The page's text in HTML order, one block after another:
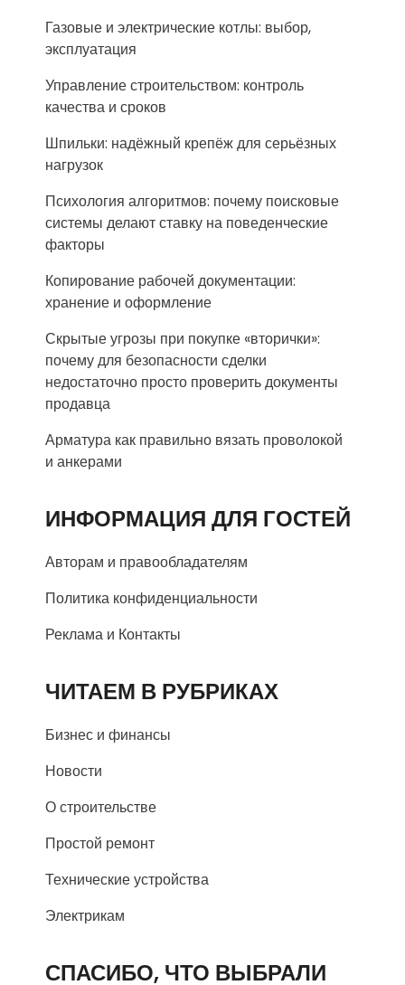
Газовые и электрические котлы: выбор,
эксплуатация
Управление строительством: контроль
качества и сроков
Шпильки: надёжный крепёж для серьёзных
нагрузок
Психология алгоритмов: почему поисковые
системы делают ставку на поведенческие
факторы
Копирование рабочей документации:
хранение и оформление
Скрытые угрозы при покупке «вторички»:
почему для безопасности сделки
недостаточно просто проверить документы
продавца
Арматура как правильно вязать проволокой
и анкерами
ИНФОРМАЦИЯ ДЛЯ ГОСТЕЙ
Авторам и правообладателям
Политика конфиденциальности
Реклама и Контакты
ЧИТАЕМ В РУБРИКАХ
Бизнес и финансы
Новости
О строительстве
Простой ремонт
Технические устройства
Электрикам
СПАСИБО, ЧТО ВЫБРАЛИ